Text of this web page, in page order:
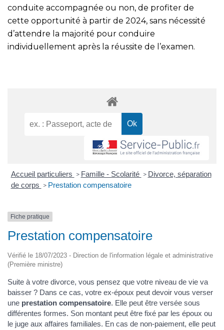
conduite accompagnée ou non, de profiter de
cette opportunité à partir de 2024, sans nécessité
d’attendre la majorité pour conduire
individuellement après la réussite de l’examen.
Accueil particuliers > Famille - Scolarité > Divorce, séparation
de corps > Prestation compensatoire
Fiche pratique
Prestation compensatoire
Vérifié le 18/07/2023 - Direction de l'information légale et administrative
(Première ministre)
Suite à votre divorce, vous pensez que votre niveau de vie va
baisser ? Dans ce cas, votre ex-époux peut devoir vous verser
une prestation compensatoire. Elle peut être versée sous
différentes formes. Son montant peut être fixé par les époux ou
le juge aux affaires familiales. En cas de non-paiement, elle peut